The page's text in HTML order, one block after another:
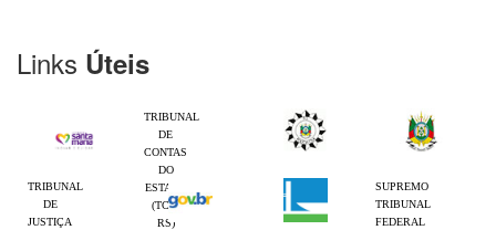
Links Úteis
TRIBUNAL
DE
CONTAS
DO
ESTADO
(TCE-
RS)
TRIBUNAL
DE
JUSTIÇA
SUPREMO
TRIBUNAL
FEDERAL